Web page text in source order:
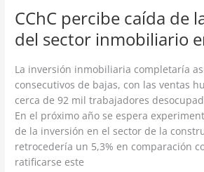
CChC percibe caída de
del sector inmobiliario
La inversión inmobiliaria completaría
consecutivos de bajas, con las ventas
cerca de 92 mil trabajadores
En el próximo año se espera
de la inversión en el sector de la
retrocedería un 5,3% en comparación
ratificarse este